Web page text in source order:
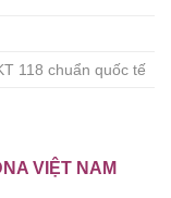
118 chuẩn quốc tế
VIỆT NAM